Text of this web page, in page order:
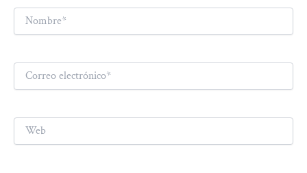
Nombre*
Correo
electrónico*
Web